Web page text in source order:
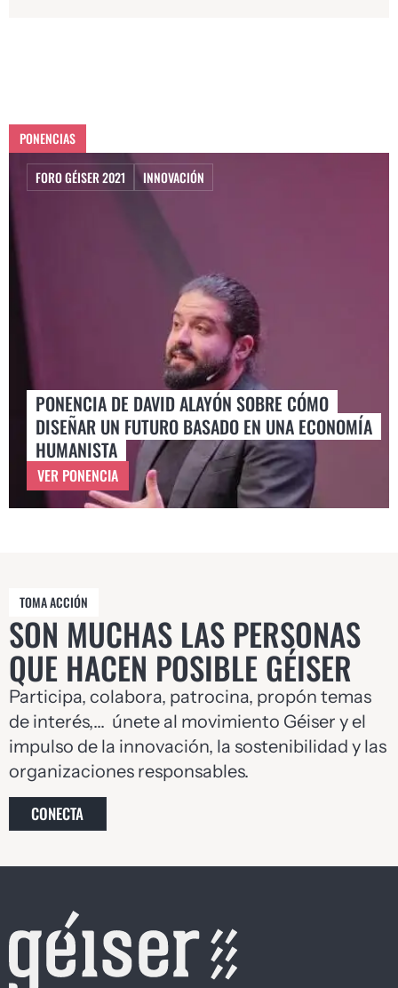
PONENCIAS
FORO GÉISER 2021 INNOVACIÓN
PONENCIA DE DAVID ALAYÓN SOBRE CÓMO
DISEÑAR UN FUTURO BASADO EN UNA ECONOMÍA
HUMANISTA
VER PONENCIA
TOMA ACCIÓN
SON MUCHAS LAS PERSONAS
QUE HACEN POSIBLE GÉISER
Participa, colabora, patrocina, propón temas
de interés,… únete al movimiento Géiser y el
impulso de la innovación, la sostenibilidad y las
organizaciones responsables.
CONECTA